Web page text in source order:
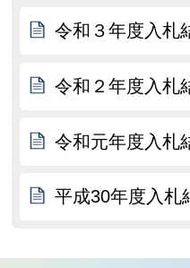
令和３年度入札
令和２年度入札
令和元年度入札
平成30年度入札